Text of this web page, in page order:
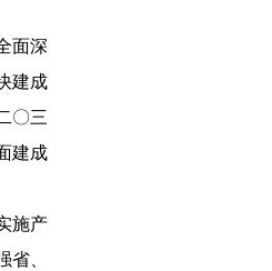
面深
建成
〇三
建成
施产
、